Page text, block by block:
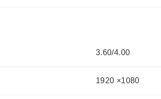
3.60/4.00
1920 ×1080